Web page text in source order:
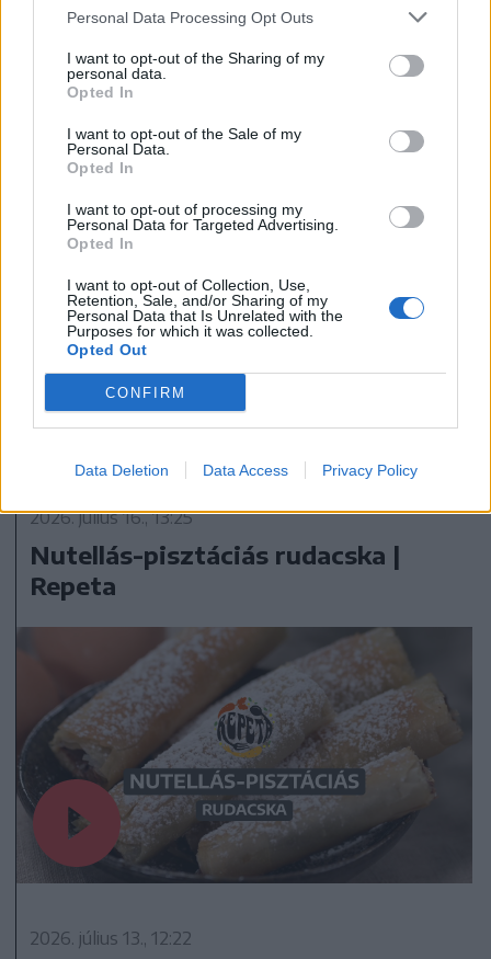
Personal Data Processing Opt Outs
I want to opt-out of the Sharing of my
personal data.
Opted In
I want to opt-out of the Sale of my
Personal Data.
Opted In
I want to opt-out of processing my
Personal Data for Targeted Advertising.
Opted In
I want to opt-out of Collection, Use,
Retention, Sale, and/or Sharing of my
Personal Data that Is Unrelated with the
Purposes for which it was collected.
Opted Out
CONFIRM
Data Deletion Data Access Privacy Policy
2026. július 17., 17:03
Új fejezet kezdődik a gernyeszegi
Teleki-kastély történetében
2026. július 16., 13:25
Nutellás-pisztáciás rudacska |
Repeta
2026. július 13., 12:22